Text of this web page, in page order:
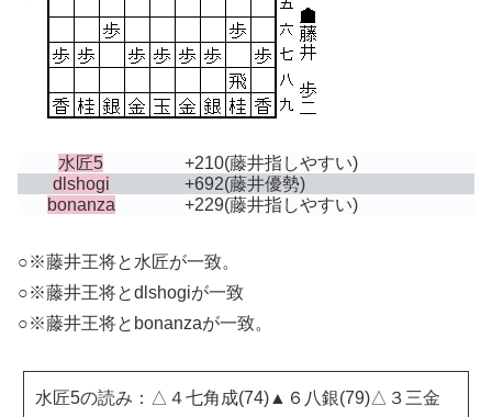
水匠5 +210(藤井指しやすい)
dlshogi
+692(藤井優勢)
bonanza
+229(藤井指しやすい)
○※藤井王将と水匠が一致。
○※藤井王将とdlshogiが一致
○※藤井王将とbonanzaが一致。
水匠5の読み：△４七角成(74)▲６八銀(79)△３三金